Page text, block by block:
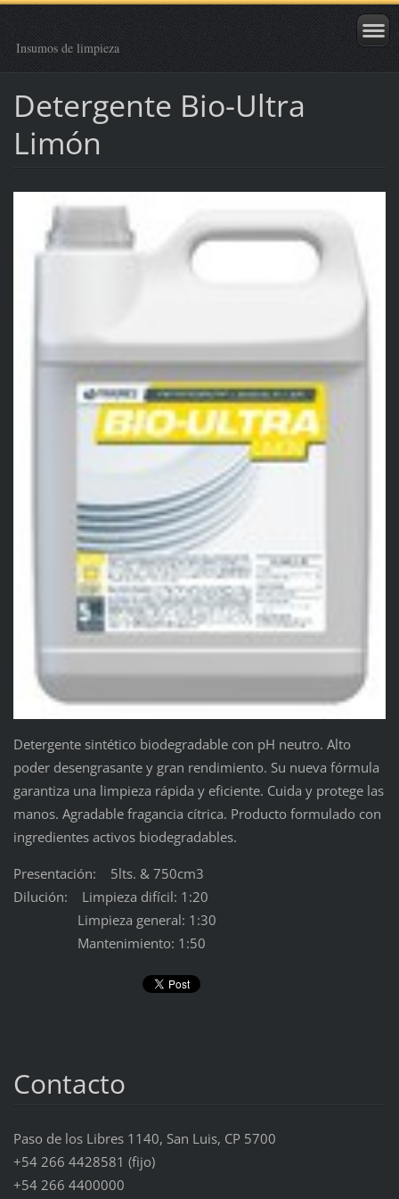
Insumos de limpieza
Detergente Bio-Ultra
Limón
Detergente sintético biodegradable con pH neutro. Alto
poder desengrasante y gran rendimiento. Su nueva fórmula
garantiza una limpieza rápida y eficiente. Cuida y protege las
manos. Agradable fragancia cítrica. Producto formulado con
ingredientes activos biodegradables.
Presentación: 5lts. & 750cm3
Dilución: Limpieza difícil: 1:20
Limpieza general: 1:30
Mantenimiento: 1:50
Contacto
Paso de los Libres 1140, San Luis, CP 5700
+54 266 4428581 (fijo)
+54 266 4400000